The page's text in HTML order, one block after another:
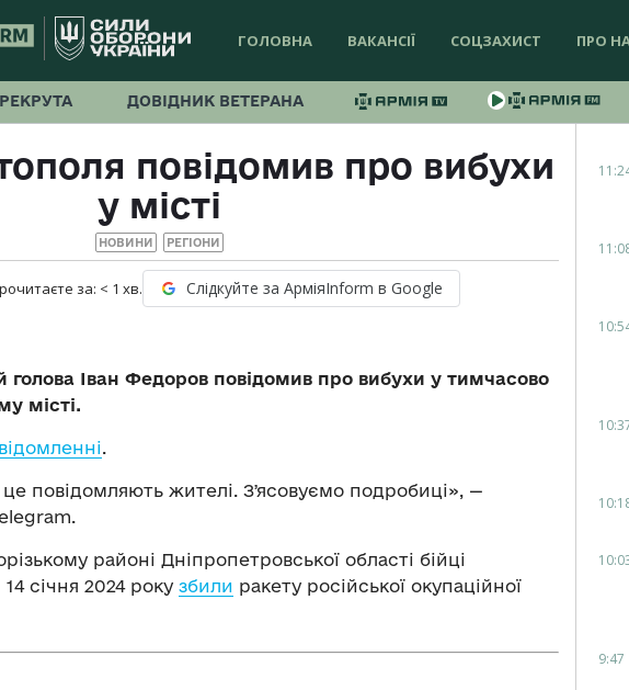
ГОЛОВНА ВАКАНСІЇ СОЦЗАХИСТ ПРО
ДОВІДНИК ВЕТЕРАНА
повідомив про вибухи
у місті
НОВИНИ РЕГІОНИ
за: < 1 хв. Слідкуйте за АрміяInform в Google
голова Іван Федоров повідомив про вибухи у тимчасово
місті.
.
повідомляють жителі. Зʼясовуємо подробиці», —
районі Дніпропетровської області бійці
січня 2024 року збили ракету російської окупаційної
9:47